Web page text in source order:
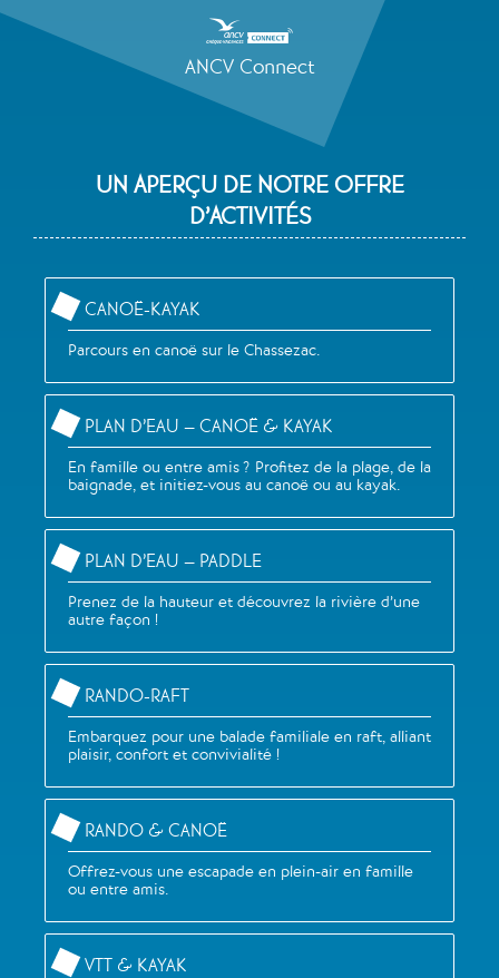
ANCV Connect
UN APERÇU DE NOTRE OFFRE
D’ACTIVITÉS
CANOË-KAYAK
Parcours en canoë sur le Chassezac.
PLAN D’EAU – CANOË & KAYAK
En famille ou entre amis ? Profitez de la plage, de la
baignade, et initiez-vous au canoë ou au kayak.
PLAN D’EAU – PADDLE
Prenez de la hauteur et découvrez la rivière d’une
autre façon !
RANDO-RAFT
Embarquez pour une balade familiale en raft, alliant
plaisir, confort et convivialité !
RANDO & CANOË
Offrez-vous une escapade en plein-air en famille
ou entre amis.
VTT & KAYAK